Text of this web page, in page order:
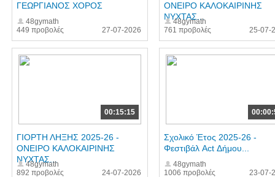
449 προβολές
ΓΕΩΡΓΙΑΝΟΣ ΧΟΡΟΣ
48gymath
27-07-2026
761 προβολές
ΟΝΕΙΡΟ ΚΑΛΟΚΑΙΡΙΝΗΣ
ΝΥΧΤΑΣ...
48gymath
25-07-
00:15:15
892 προβολές
ΓΙΟΡΤΗ ΛΗΞΗΣ 2025-26 -
ΟΝΕΙΡΟ ΚΑΛΟΚΑΙΡΙΝΗΣ
ΝΥΧΤΑΣ...
48gymath
24-07-2026
1006 προβολές
Σχολικό Έτος 2025-26 -
Φεστιβάλ Act Δήμου...
48gymath
23-07-